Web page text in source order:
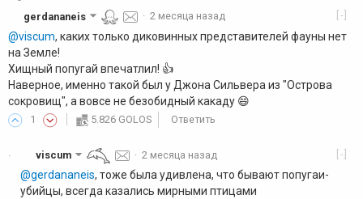
[-]
gerdananeis ·2 месяца назад
@viscum, каких только диковинных представителей фауны нет
на Земле!
Хищный попугай впечатлил! 👍️
Наверное, именно такой был у Джона Сильвера из "Острова
сокровищ", а вовсе не безобидный какаду 😄
1 5.826 GOLOS Ответить
· [-]
viscum ·2 месяца назад
@gerdananeis, тоже была удивлена, что бывают попугаи-
убийцы, всегда казались мирными птицами